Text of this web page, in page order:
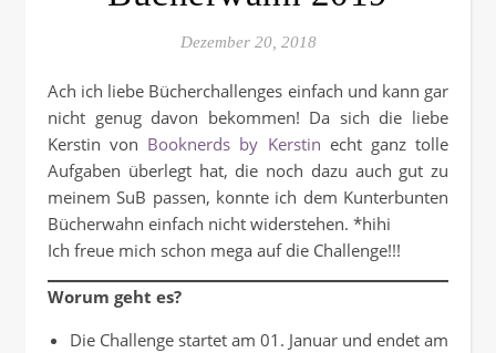
Dezember 20, 2018
Ach ich liebe Bücherchallenges einfach und kann gar
nicht genug davon bekommen! Da sich die liebe
Kerstin von Booknerds by Kerstin echt ganz tolle
Aufgaben überlegt hat, die noch dazu auch gut zu
meinem SuB passen, konnte ich dem Kunterbunten
Bücherwahn einfach nicht widerstehen. *hihi
Ich freue mich schon mega auf die Challenge!!!
Worum geht es?
Die Challenge startet am 01. Januar und endet am